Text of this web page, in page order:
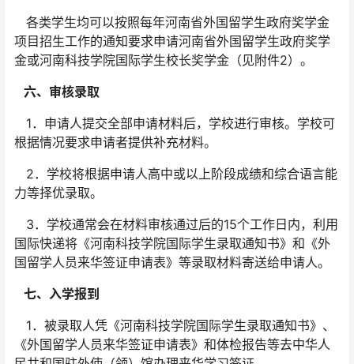
各类学生均可以按照每年河南省外国留学生政府奖学金
项目招生工作的通知要求申请河南省外国留学生政府奖学
金或河南科技学院国际学生校长奖学金（见附件2）。
六、审核录取
1．申请人提交全部申请材料后，学校进行审核。学校可
根据情况要求申请者提供补充材料。
2．学校将根据申请人高中或以上阶段成绩和综合语言能
力等择优录取。
3．学校通常会在材料审核通过后的15个工作日内，利用
国际快递将《河南科技学院国际学生录取通知书》和《外
国留学人员来华签证申请表》等录取材料寄送给申请人。
七、入学报到
1．被录取人凭《河南科技学院国际学生录取通知书》、
《外国留学人员来华签证申请表》和体检报告等去中华人